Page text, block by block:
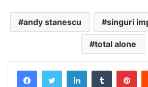
andy stanescu singuri
total alone
LinkedInTumblr